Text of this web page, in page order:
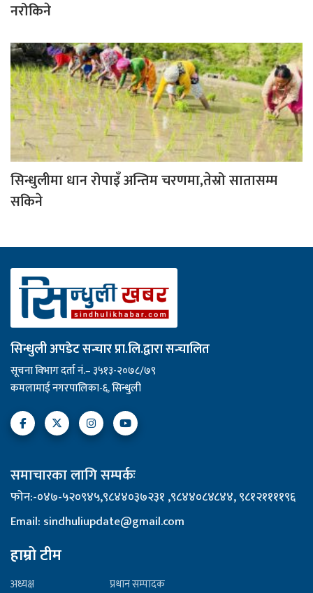
नरोकिने
सिन्धुलीमा धान रोपाइँ अन्तिम चरणमा,तेस्रो सातासम्म
सकिने
सिन्धुली अपडेट सन्चार प्रा.लि.द्वारा सन्चालित
सूचना विभाग दर्ता नं.– ३५१३-२०७८/७९
कमलामाई नगरपालिका-६, सिन्धुली
समाचारका लागि सम्पर्कः
फोन:-०४७-५२०९४५,९८४४०३७२३१ ,९८४४०८४८४४, ९८१२११११९६
Email: sindhuliupdate@gmail.com
हाम्रो टीम
अध्यक्ष प्रधान सम्पादक